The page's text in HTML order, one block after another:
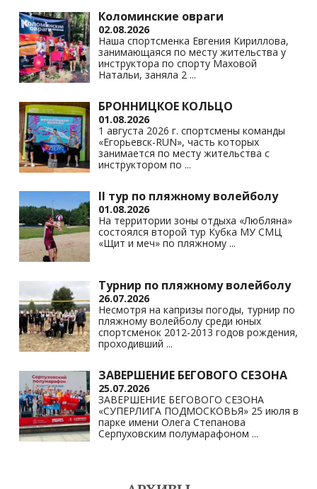
Коломинские овраги
02.08.2026
Наша спортсменка Евгения Кириллова,
занимающаяся по месту жительства у
инструктора по спорту Маховой
Натальи, заняла 2 ...
БРОННИЦКОЕ КОЛЬЦО
01.08.2026
1 августа 2026 г. спортсмены команды
«Егорьевск-RUN», часть которых
занимается по месту жительства с
инструктором по ...
II тур по пляжному волейболу
01.08.2026
На территории зоны отдыха «Любляна»
состоялся второй тур Кубка МУ СМЦ
«Щит и меч» по пляжному ...
Турнир по пляжному волейболу
26.07.2026
Несмотря на капризы погоды, турнир по
пляжному волейболу среди юных
спортсменок 2012-2013 годов рождения,
проходивший ...
ЗАВЕРШЕНИЕ БЕГОВОГО СЕЗОНА
25.07.2026
ЗАВЕРШЕНИЕ БЕГОВОГО СЕЗОНА
«СУПЕРЛИГА ПОДМОСКОВЬЯ» 25 июля в
парке имени Олега Степанова
Серпуховским полумарафоном ...